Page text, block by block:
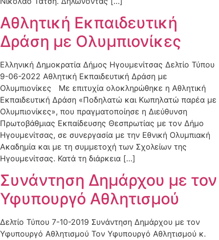
Αθλητική Εκπαιδευτική
Δράση με Ολυμπιονίκες
Ελληνική Δημοκρατία Δήμος Ηγουμενίτσας Δελτίο Τύπου
9-06-2022 Αθλητική Εκπαιδευτική Δράση με
Ολυμπιονίκες Με επιτυχία ολοκληρώθηκε η Αθλητική
Εκπαιδευτική Δράση «Ποδηλατώ και Κωπηλατώ παρέα με
Ολυμπιονίκες», που πραγματοποίησε η Διεύθυνση
Πρωτοβάθμιας Εκπαίδευσης Θεσπρωτίας με τον Δήμο
Ηγουμενίτσας, σε συνεργασία με την Εθνική Ολυμπιακή
Ακαδημία και με τη συμμετοχή των Σχολείων της
Ηγουμενίτσας. Κατά τη διάρκεια […]
Συνάντηση Δημάρχου με τον
Υφυπουργό Αθλητισμού
Δελτίο Τύπου 7-10-2019 Συνάντηση Δημάρχου με τον
Υφυπουργό Αθλητισμού Τον Υφυπουργό Αθλητισμού κ.